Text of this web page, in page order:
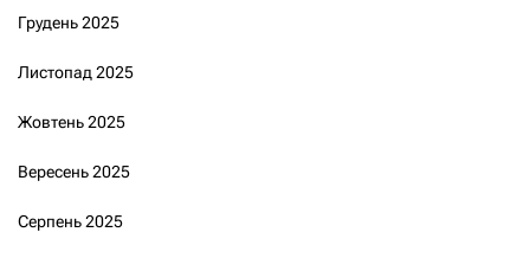
Грудень 2025
Листопад 2025
Жовтень 2025
Вересень 2025
Серпень 2025